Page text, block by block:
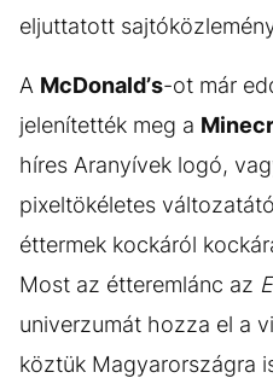
eljuttatott
A McDonald’s-ot már
jelenítették meg a
híres Aranyívek logó,
pixeltökéletes
éttermek kockáról
Most az étteremlánc az
univerzumát hozza el a
köztük Magyarországra